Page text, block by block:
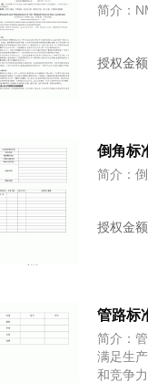
简介：
授权金
倒角标
简介：
授权金
管路标
简介：
满足生
和竞争